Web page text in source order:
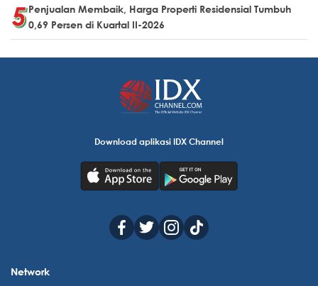
Penjualan Membaik, Harga Properti Residensial Tumbuh
0,69 Persen di Kuartal II-2026
Download aplikasi IDX Channel
Network